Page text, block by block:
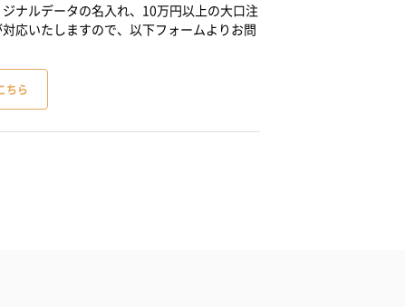
ナルデータの名入れ、10万円以上の大口注
応いたしますので、以下フォームよりお問
ちら